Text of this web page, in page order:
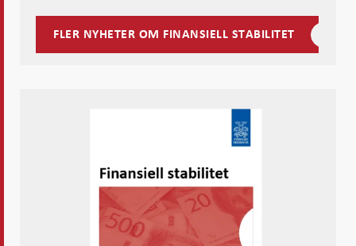
FLER NYHETER OM FINANSIELL STABILITET